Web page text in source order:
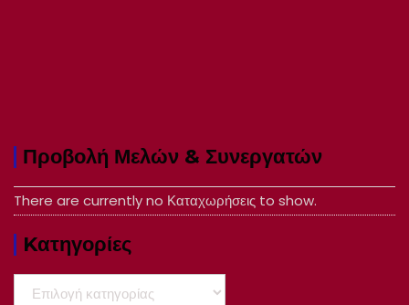
Προβολή Μελών & Συνεργατών
There are currently no Καταχωρήσεις to show.
Kατηγορίες
Kατηγορίες